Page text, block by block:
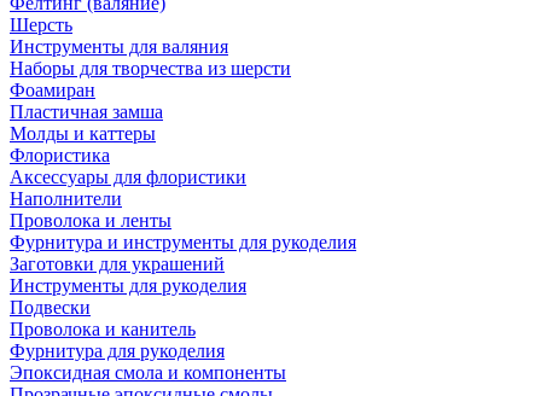
Шерсть
Инструменты для валяния
Наборы для творчества из шерсти
Фоамиран
Пластичная замша
Молды и каттеры
Флористика
Аксессуары для флористики
Наполнители
Проволока и ленты
Фурнитура и инструменты для рукоделия
Заготовки для украшений
Инструменты для рукоделия
Подвески
Проволока и канитель
Фурнитура для рукоделия
Эпоксидная смола и компоненты